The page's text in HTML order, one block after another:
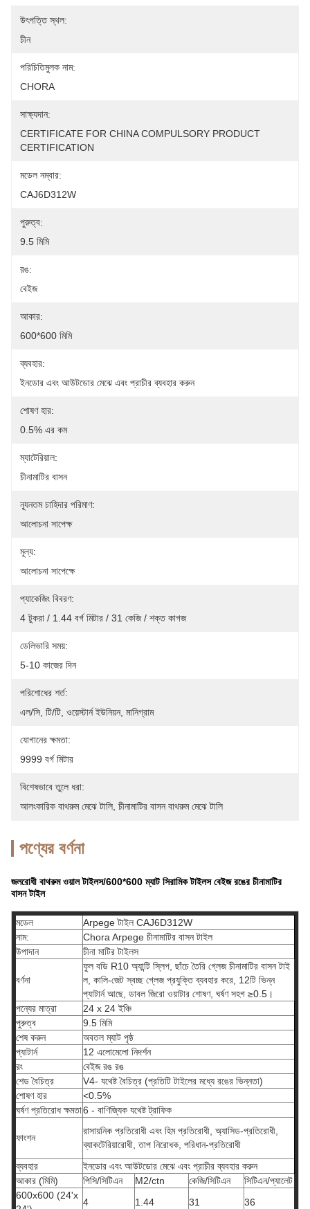
উৎপত্তি স্থল:
চীন
পরিচিতিমুলক নাম:
CHORA
সাক্ষ্যদান:
CERTIFICATE FOR CHINA COMPULSORY PRODUCT
CERTIFICATION
মডেল নম্বার:
CAJ6D312W
পুরুত্ব:
9.5 মিমি
রঙ:
বেইজ
আকার:
600*600 মিমি
ব্যবহার:
ইনডোর এবং আউটডোর মেঝে এবং প্রাচীর ব্যবহার করুন
শোষণ হার:
0.5% এর কম
ম্যাটেরিয়াল:
চীনামাটির বাসন
ন্যূনতম চাহিদার পরিমাণ:
আলোচনা সাপেক্ষ
মূল্য:
আলোচনা সাপেক্ষে
প্যাকেজিং বিবরণ:
4 টুকরা / 1.44 বর্গ মিটার / 31 কেজি / শক্ত কাগজ
ডেলিভারি সময়:
5-10 কাজের দিন
পরিশোধের শর্ত:
এল/সি, টি/টি, ওয়েস্টার্ন ইউনিয়ন, মানিগ্রাম
যোগানের ক্ষমতা:
9999 বর্গ মিটার
বিশেষভাবে তুলে ধরা:
আলংকারিক বাথরুম মেঝে টালি চীনামাটির বাসন বাথরুম মেঝে টালি
পণ্যের বর্ণনা
জলরোধী বাথরুম ওয়াল টাইলস/600*600 ম্যাট সিরামিক টাইলস বেইজ রঙের চীনামাটির
বাসন টাইল
মডেল
Arpege টাইল CAJ6D312W
নাম:
Chora Arpege চীনামাটির বাসন টাইল
উপাদান
চীনা মাটির টাইলস
বর্ণনা
ফুল বডি R10 অ্যান্টি স্লিপ, ছাঁচে তৈরি গ্লেজ চীনামাটির বাসন টাই
ল, কালি-জেট স্বচ্ছ গ্লেজ প্রযুক্তি ব্যবহার করে, 12টি ভিন্ন
প্যাটার্ন আছে, ডাবল জিরো ওয়াটার শোষণ, ঘর্ষণ সহগ ≥0.5।
পন্যের মাত্রা
24 x 24 ইঞ্চি
পুরুত্ব
9.5 মিমি
শেষ করুন
অবতল ম্যাট পৃষ্ঠ
প্যাটার্ন
12 এলোমেলো নিদর্শন
রং
বেইজ রঙ রঙ
শেড বৈচিত্র
V4- যথেষ্ট বৈচিত্র (প্রতিটি টাইলের মধ্যে রঙের ভিন্নতা)
শোষণ হার
<0.5%
ঘর্ষণ প্রতিরোধ ক্ষমতা6 - বাণিজ্যিক যথেষ্ট ট্রাফিক
ফাংশন
রাসায়নিক প্রতিরোধী এবং হিম প্রতিরোধী, অ্যাসিড-প্রতিরোধী,
ব্যাকটেরিয়ারোধী, তাপ নিরোধক, পরিধান-প্রতিরোধী
ব্যবহার
ইনডোর এবং আউটডোর মেঝে এবং প্রাচীর ব্যবহার করুন
আকার (মিমি)
পিসি/সিটিএন M2/ctn কেজি/সিটিএন
সিটিএন/প্যালেট
600x600 (24'x
4 1.44 31 36